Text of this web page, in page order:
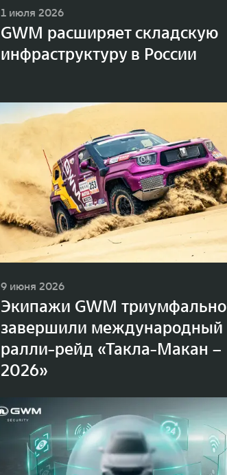
1 июля 2026
GWM расширяет складскую
инфраструктуру в России
9 июня 2026
Экипажи GWM триумфально
завершили международный
ралли-рейд «Такла-Макан –
2026»